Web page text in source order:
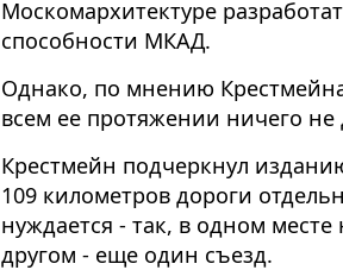
Москомархитектуре
способности МКАД.
Однако, по мнению
всем ее протяжении ничего не
Крестмейн подчеркнул
109 километров дороги
нуждается - так, в одном
другом - еще один съезд.